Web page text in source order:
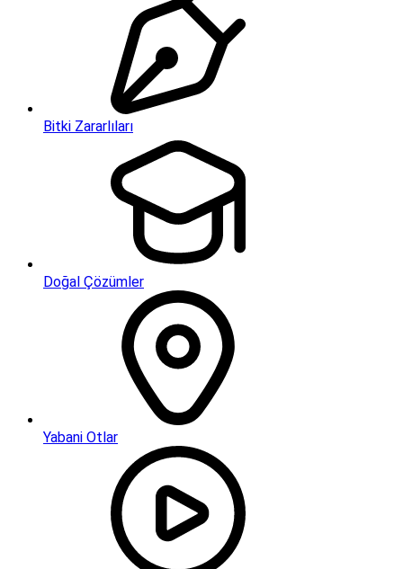
Bitki Zararlıları
Doğal Çözümler
Yabani Otlar